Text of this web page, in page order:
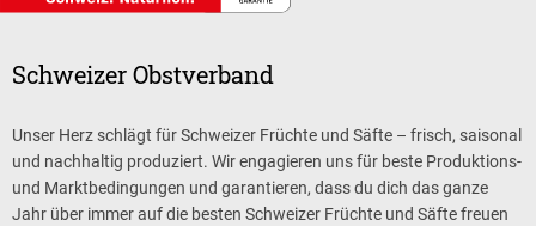
Schweizer Obstverband
Unser Herz schlägt für Schweizer Früchte und Säfte – frisch, saisonal
und nachhaltig produziert. Wir engagieren uns für beste Produktions-
und Marktbedingungen und garantieren, dass du dich das ganze
Jahr über immer auf die besten Schweizer Früchte und Säfte freuen